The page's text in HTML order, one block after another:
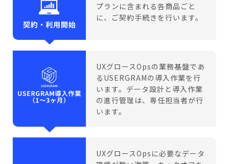
プランに含まれる各商品ごと
に、ご契約手続きを行います。
UXグロースOpsの業務基盤であ
るUSERGRAMの導入作業を行
います。データ設計と導入作業
の進行管理は、専任担当者が行
います。
UXグロースOpsに必要なデータ